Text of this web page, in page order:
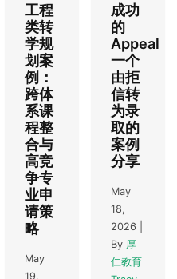
工程
类转
学规
划案
例：
跨体
系课
程整
合与
高竞
争专
业申
请策
略
May
19,
成功
的
Appeal，
一个
由拒
信转
为录
取的
案例
分享
May
18,
2026
By 厚
仁教育